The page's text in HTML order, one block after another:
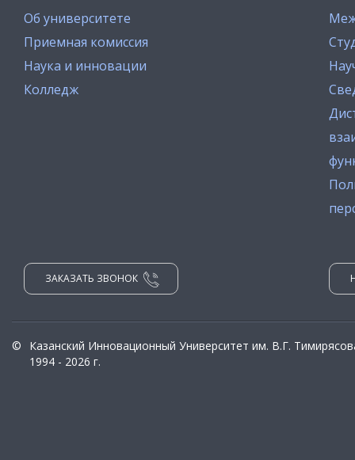
Об университете
Приемная комиссия
Наука и инновации
Колледж
ЗАКАЗАТЬ ЗВОНОК
©
Казанский Инновационный Университет им. В.Г.
1994 - 2026 г.